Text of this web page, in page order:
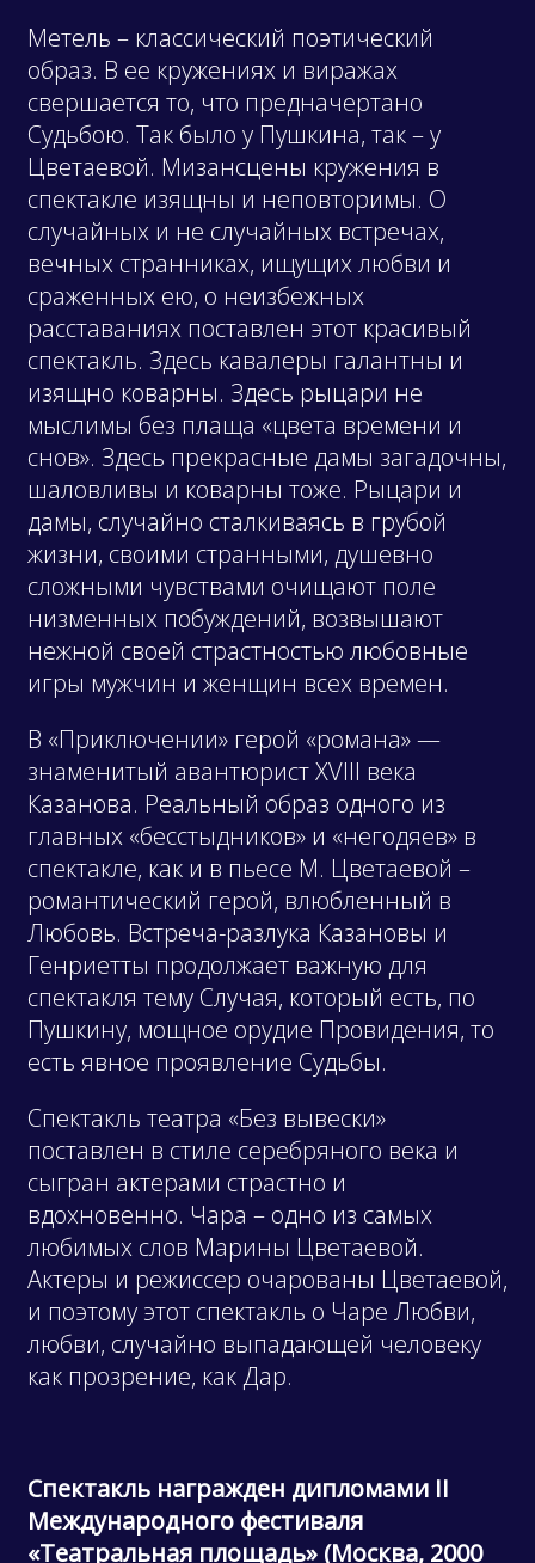
Метель – классический поэтический
образ. В ее кружениях и виражах
свершается то, что предначертано
Судьбою. Так было у Пушкина, так – у
Цветаевой. Мизансцены кружения в
спектакле изящны и неповторимы. О
случайных и не случайных встречах,
вечных странниках, ищущих любви и
сраженных ею, о неизбежных
расставаниях поставлен этот красивый
спектакль. Здесь кавалеры галантны и
изящно коварны. Здесь рыцари не
мыслимы без плаща «цвета времени и
снов». Здесь прекрасные дамы загадочны,
шаловливы и коварны тоже. Рыцари и
дамы, случайно сталкиваясь в грубой
жизни, своими странными, душевно
сложными чувствами очищают поле
низменных побуждений, возвышают
нежной своей страстностью любовные
игры мужчин и женщин всех времен.
В «Приключении» герой «романа» —
знаменитый авантюрист XVIII века
Казанова. Реальный образ одного из
главных «бесстыдников» и «негодяев» в
спектакле, как и в пьесе М. Цветаевой –
романтический герой, влюбленный в
Любовь. Встреча-разлука Казановы и
Генриетты продолжает важную для
спектакля тему Случая, который есть, по
Пушкину, мощное орудие Провидения, то
есть явное проявление Судьбы.
Спектакль театра «Без вывески»
поставлен в стиле серебряного века и
сыгран актерами страстно и
вдохновенно. Чара – одно из самых
любимых слов Марины Цветаевой.
Актеры и режиссер очарованы Цветаевой,
и поэтому этот спектакль о Чаре Любви,
любви, случайно выпадающей человеку
как прозрение, как Дар.
Спектакль награжден дипломами II
Международного фестиваля
«Театральная площадь» (Москва, 2000